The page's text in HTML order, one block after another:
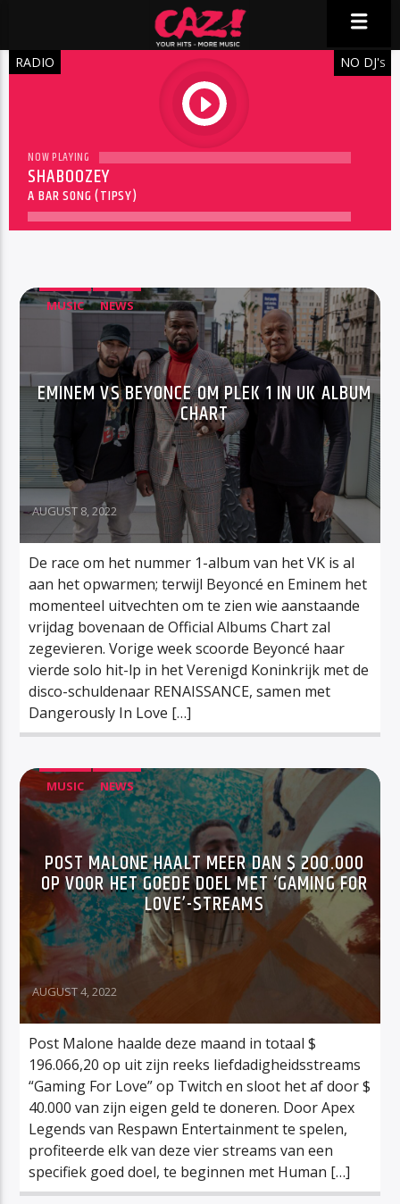
RADIO
play
NO DJ'S
NOW PLAYING
SHABOOZEY
A BAR SONG (TIPSY)
MUSIC NEWS
EMINEM VS BEYONCE OM PLEK 1 IN UK ALBUM
CHART
AUGUST 8, 2022
De race om het nummer 1-album van het VK is al
aan het opwarmen; terwijl Beyoncé en Eminem het
momenteel uitvechten om te zien wie aanstaande
vrijdag bovenaan de Official Albums Chart zal
zegevieren. Vorige week scoorde Beyoncé haar
vierde solo hit-lp in het Verenigd Koninkrijk met de
disco-schuldenaar RENAISSANCE, samen met
Dangerously In Love […]
MUSIC NEWS
POST MALONE HAALT MEER DAN $ 200.000
OP VOOR HET GOEDE DOEL MET ‘GAMING FOR
LOVE’-STREAMS
AUGUST 4, 2022
Post Malone haalde deze maand in totaal $
196.066,20 op uit zijn reeks liefdadigheidsstreams
“Gaming For Love” op Twitch en sloot het af door $
40.000 van zijn eigen geld te doneren. Door Apex
Legends van Respawn Entertainment te spelen,
profiteerde elk van deze vier streams van een
specifiek goed doel, te beginnen met Human […]